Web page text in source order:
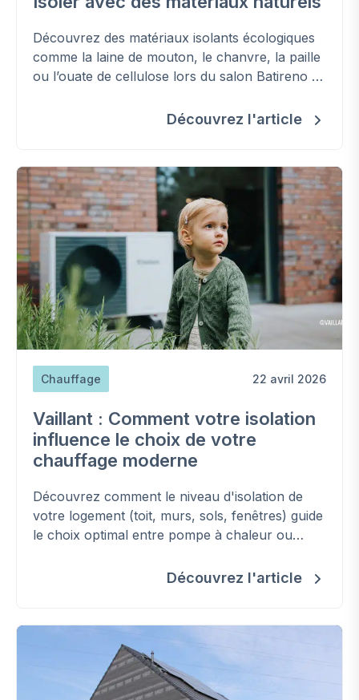
Découvrez des matériaux isolants écologiques
comme la laine de mouton, le chanvre, la paille
ou l’ouate de cellulose lors du salon Batireno &
Découvrez l'article
Chauffage 22 avril 2026
Vaillant : Comment votre isolation
influence le choix de votre
chauffage moderne
Découvrez comment le niveau d'isolation de
votre logement (toit, murs, sols, fenêtres) guide
le choix optimal entre pompe à chaleur ou
Découvrez l'article